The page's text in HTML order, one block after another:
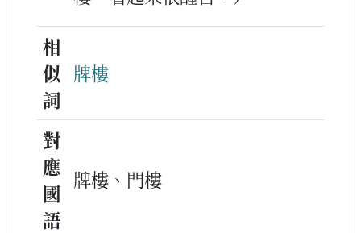
相
似
詞
牌樓
對
應
國
語
牌樓、門樓